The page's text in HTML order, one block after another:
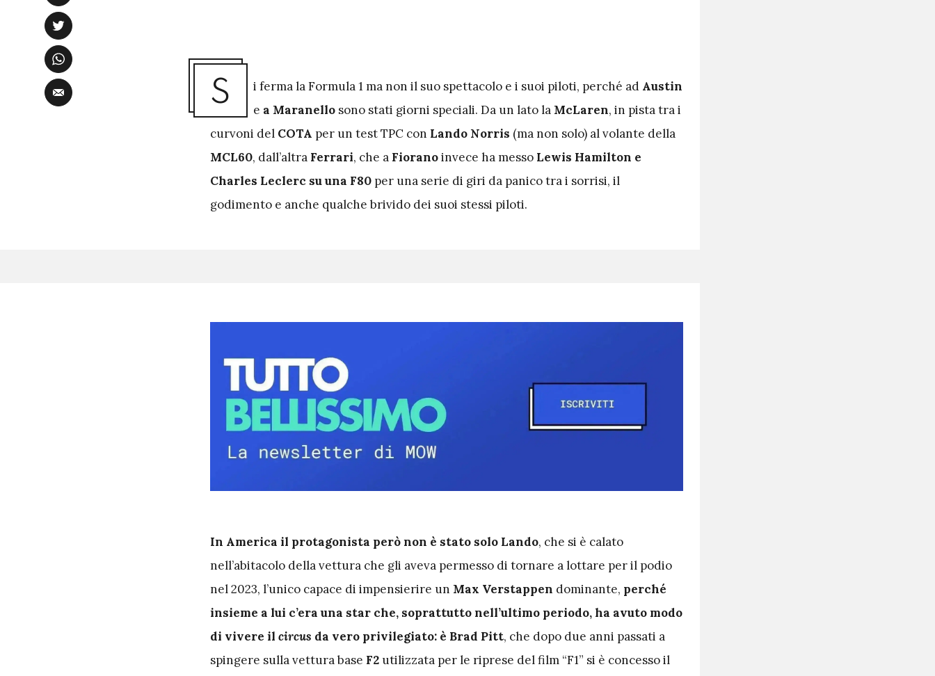
S i ferma la Formula 1 ma non il suo spettacolo e i suoi piloti, perché ad Austin
e a Maranello sono stati giorni speciali. Da un lato la McLaren, in pista tra i
curvoni del COTA per un test TPC con Lando Norris (ma non solo) al volante della
MCL60, dall’altra Ferrari, che a Fioranoinvece ha messo Lewis Hamilton e
Charles Leclerc su una F80 per una serie di giri da panico tra i sorrisi, il
godimento e anche qualche brivido dei suoi stessi piloti.
In America il protagonista però non è stato solo Lando, che si è calato
nell’abitacolo della vettura che gli aveva permesso di tornare a lottare per il podio
nel 2023, l’unico capace di impensierire un Max Verstappen dominante, perché
insieme a lui c’era una star che, soprattutto nell’ultimo periodo, ha avuto modo
di vivere il circus da vero privilegiato: è Brad Pitt, che dopo due anni passati a
spingere sulla vettura base F2 utilizzata per le riprese del film “F1” si è concesso il